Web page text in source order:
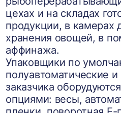
цехах и на складах
продукции, в камерах
хранения овощей, в
аффинажа.
Упаковщики по
полуавтоматические
заказчика
опциями: весы,